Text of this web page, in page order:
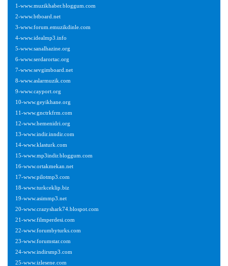
1-www.muzikhaber.bloggum.com
2-www.btboard.net
3-www.forum.emuzikdinle.com
4-www.idealmp3.info
5-www.sanalhazine.org
6-www.serdarortac.org
7-www.sevgimboard.net
8-www.aslarmuzik.com
9-www.cayport.org
10-www.geyikhane.org
11-www.gnctrkfrm.com
12-www.hemenidri.org
13-www.indir.inndir.com
14-www.klasturk.com
15-www.mp3indir.bloggum.com
16-www.ortakmekan.net
17-www.pilotmp3.com
18-www.turkceklip.biz
19-www.asimmp3.net
20-www.crazyshark74.blospot.com
21-www.filmperdesi.com
22-www.forumbyturks.com
23-www.forumstar.com
24-www.indirsmp3.com
25-www.izlesene.com